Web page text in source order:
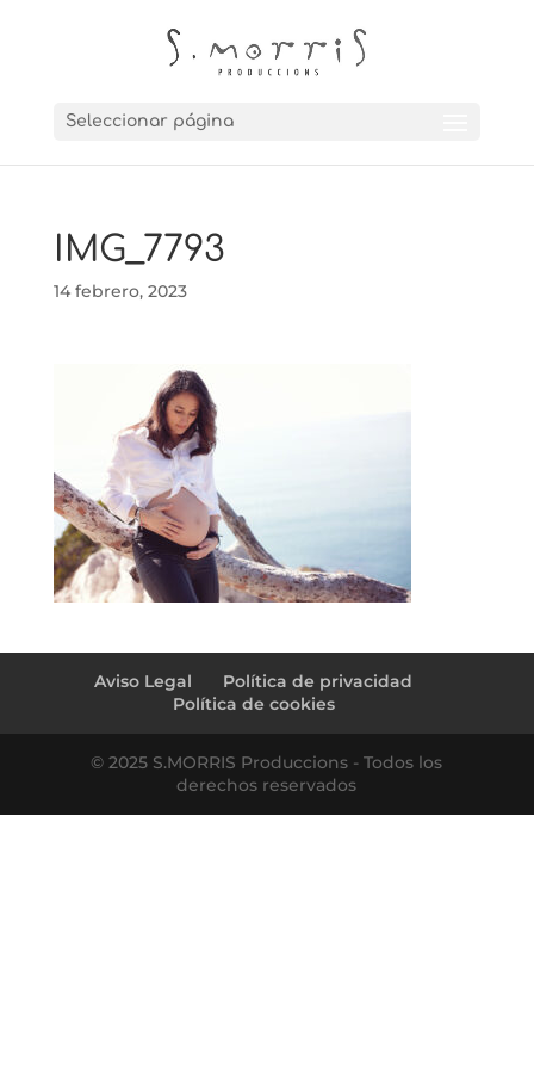
Seleccionar página
IMG_7793
14 febrero, 2023
Aviso Legal
Política de privacidad
Política de cookies
© 2025 S.MORRIS Produccions - Todos los
derechos reservados